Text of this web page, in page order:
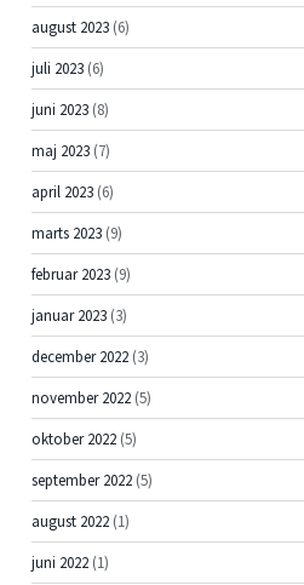
august 2023 (6)
juli 2023 (6)
juni 2023 (8)
maj 2023 (7)
april 2023 (6)
marts 2023 (9)
februar 2023 (9)
januar 2023 (3)
december 2022 (3)
november 2022 (5)
oktober 2022 (5)
september 2022 (5)
august 2022 (1)
juni 2022 (1)